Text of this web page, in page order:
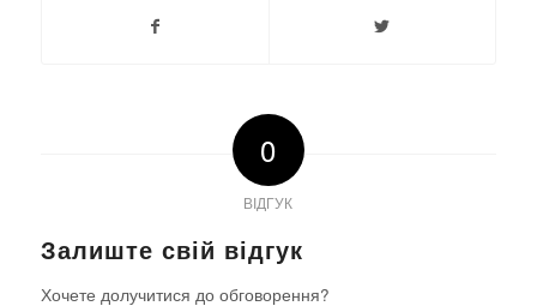
0
ВІДГУК
Залиште свій відгук
Хочете долучитися до обговорення?